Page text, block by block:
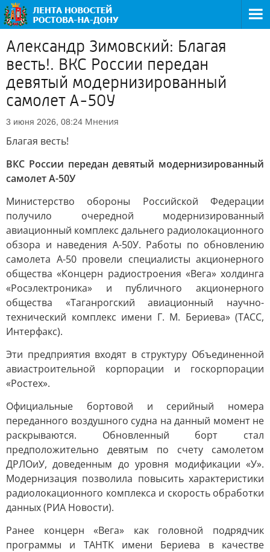
Александр Зимовский: Благая
весть!. ВКС России передан
девятый модернизированный
самолет А-50У
3 июня 2026, 08:24 Мнения
Благая весть!
ВКС России передан девятый модернизированный
самолет А-50У
Министерство обороны Российской Федерации
получило очередной модернизированный
авиационный комплекс дальнего радиолокационного
обзора и наведения А-50У. Работы по обновлению
самолета А-50 провели специалисты акционерного
общества «Концерн радиостроения «Вега» холдинга
«Росэлектроника» и публичного акционерного
общества «Таганрогский авиационный научно-
технический комплекс имени Г. М. Бериева» (ТАСС,
Интерфакс).
Эти предприятия входят в структуру Объединенной
авиастроительной корпорации и госкорпорации
«Ростех».
Официальные бортовой и серийный номера
переданного воздушного судна на данный момент не
раскрываются. Обновленный борт стал
предположительно девятым по счету самолетом
ДРЛОиУ, доведенным до уровня модификации «У».
Модернизация позволила повысить характеристики
радиолокационного комплекса и скорость обработки
данных (РИА Новости).
Ранее концерн «Вега» как головной подрядчик
программы и ТАНТК имени Бериева в качестве